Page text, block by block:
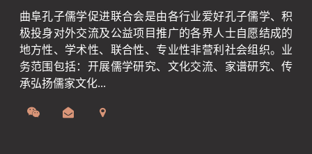
曲阜孔子儒学促进联合会是由各行业爱好孔子儒学、积
极投身对外交流及公益项目推广的各界人士自愿结成的
地方性、学术性、联合性、专业性非营利社会组织。业
务范围包括：开展儒学研究、文化交流、家谱研究、传
承弘扬儒家文化...